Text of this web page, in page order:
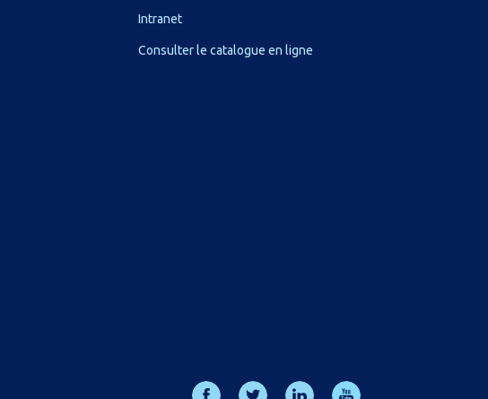
Intranet
Consulter le catalogue en ligne